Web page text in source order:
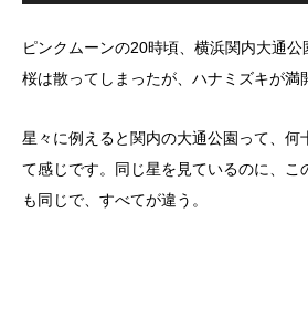
ピンクムーンの20時頃、横浜関内大通公
桜は散ってしまったが、ハナミズキが満
星々に例えると関内の大通公園って、何
て感じです。同じ星を見ているのに、こ
も同じで、すべてが違う。